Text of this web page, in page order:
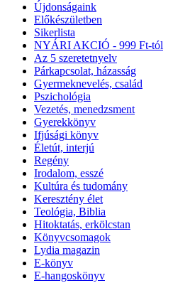
Újdonságaink
Előkészületben
Sikerlista
NYÁRI AKCIÓ - 999 Ft-tól
Az 5 szeretetnyelv
Párkapcsolat, házasság
Gyermeknevelés, család
Pszichológia
Vezetés, menedzsment
Gyerekkönyv
Ifjúsági könyv
Életút, interjú
Regény
Irodalom, esszé
Kultúra és tudomány
Keresztény élet
Teológia, Biblia
Hitoktatás, erkölcstan
Könyvcsomagok
Lydia magazin
E-könyv
E-hangoskönyv